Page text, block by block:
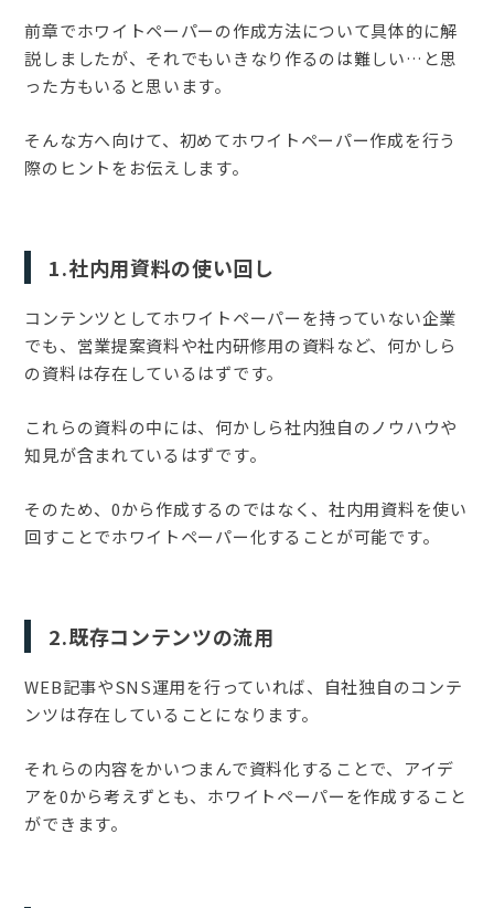
前章でホワイトペーパーの作成方法について具体的に解
説しましたが、それでもいきなり作るのは難しい…と思
った方もいると思います。
そんな方へ向けて、初めてホワイトペーパー作成を行う
際のヒントをお伝えします。
1.社内用資料の使い回し
コンテンツとしてホワイトペーパーを持っていない企業
でも、営業提案資料や社内研修用の資料など、何かしら
の資料は存在しているはずです。
これらの資料の中には、何かしら社内独自のノウハウや
知見が含まれているはずです。
そのため、0から作成するのではなく、社内用資料を使い
回すことでホワイトペーパー化することが可能です。
2.既存コンテンツの流用
WEB記事やSNS運用を行っていれば、自社独自のコンテ
ンツは存在していることになります。
それらの内容をかいつまんで資料化することで、アイデ
アを0から考えずとも、ホワイトペーパーを作成すること
ができます。